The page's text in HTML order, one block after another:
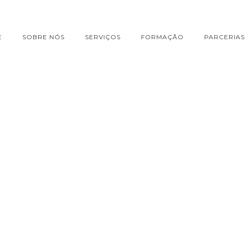
SOBRE NÓS SERVIÇOS FORMAÇÃO PARCERIAS